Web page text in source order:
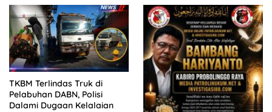
KELUARGA KORBAN
MENGAMUK DI PN MALANG
TKBM Terlindas Truk di
Pelabuhan DABN, Polisi
Dalami Dugaan Kelalaian